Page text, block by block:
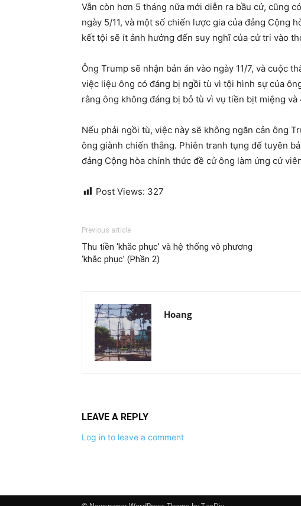
Vẫn còn hơn 5 tháng nữa mới diễn ra bầu cử, cũng
ngày 5/11, và một số chiến lược gia của đảng Cộng
kết tội sẽ ít ảnh hưởng đến suy nghĩ của cử tri vào
Ông Trump sẽ nhận bản án vào ngày 11/7, và cuộc
việc liệu ông có đáng bị ngồi tù vì tội hình sự của
rằng ông không đáng bị bỏ tù vì vụ tiền bịt miệng
Nếu phải ngồi tù, việc này sẽ không ngăn cản ông
ông giành chiến thắng. Phiên tranh tụng để tuyên
đảng Cộng hòa chính thức đề cử ông làm ứng cử
Post Views: 327
Previous article
Thu tiền ‘khắc phục’ và hệ thống vô phương
‘khắc phục’ (Phần 2)
Hoang
LEAVE A REPLY
Log in to leave a comment